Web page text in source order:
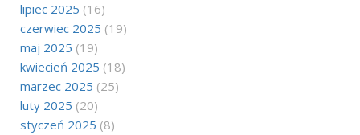
lipiec 2025 (16)
czerwiec 2025 (19)
maj 2025 (19)
kwiecień 2025 (18)
marzec 2025 (25)
luty 2025 (20)
styczeń 2025 (8)